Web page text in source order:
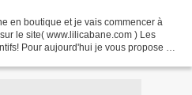
en boutique et je vais commencer à
le site( www.lilicabane.com ) Les
Pour aujourd'hui je vous propose à